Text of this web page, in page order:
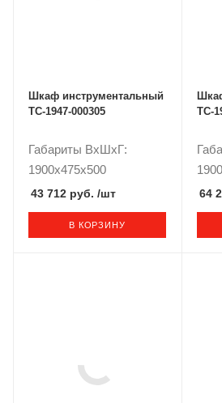
Шкаф инструментальный
TC-1947-000305
Габариты ВxШxГ:
1900x475x500
43 712 руб. /шт
В КОРЗИНУ
TC-
64